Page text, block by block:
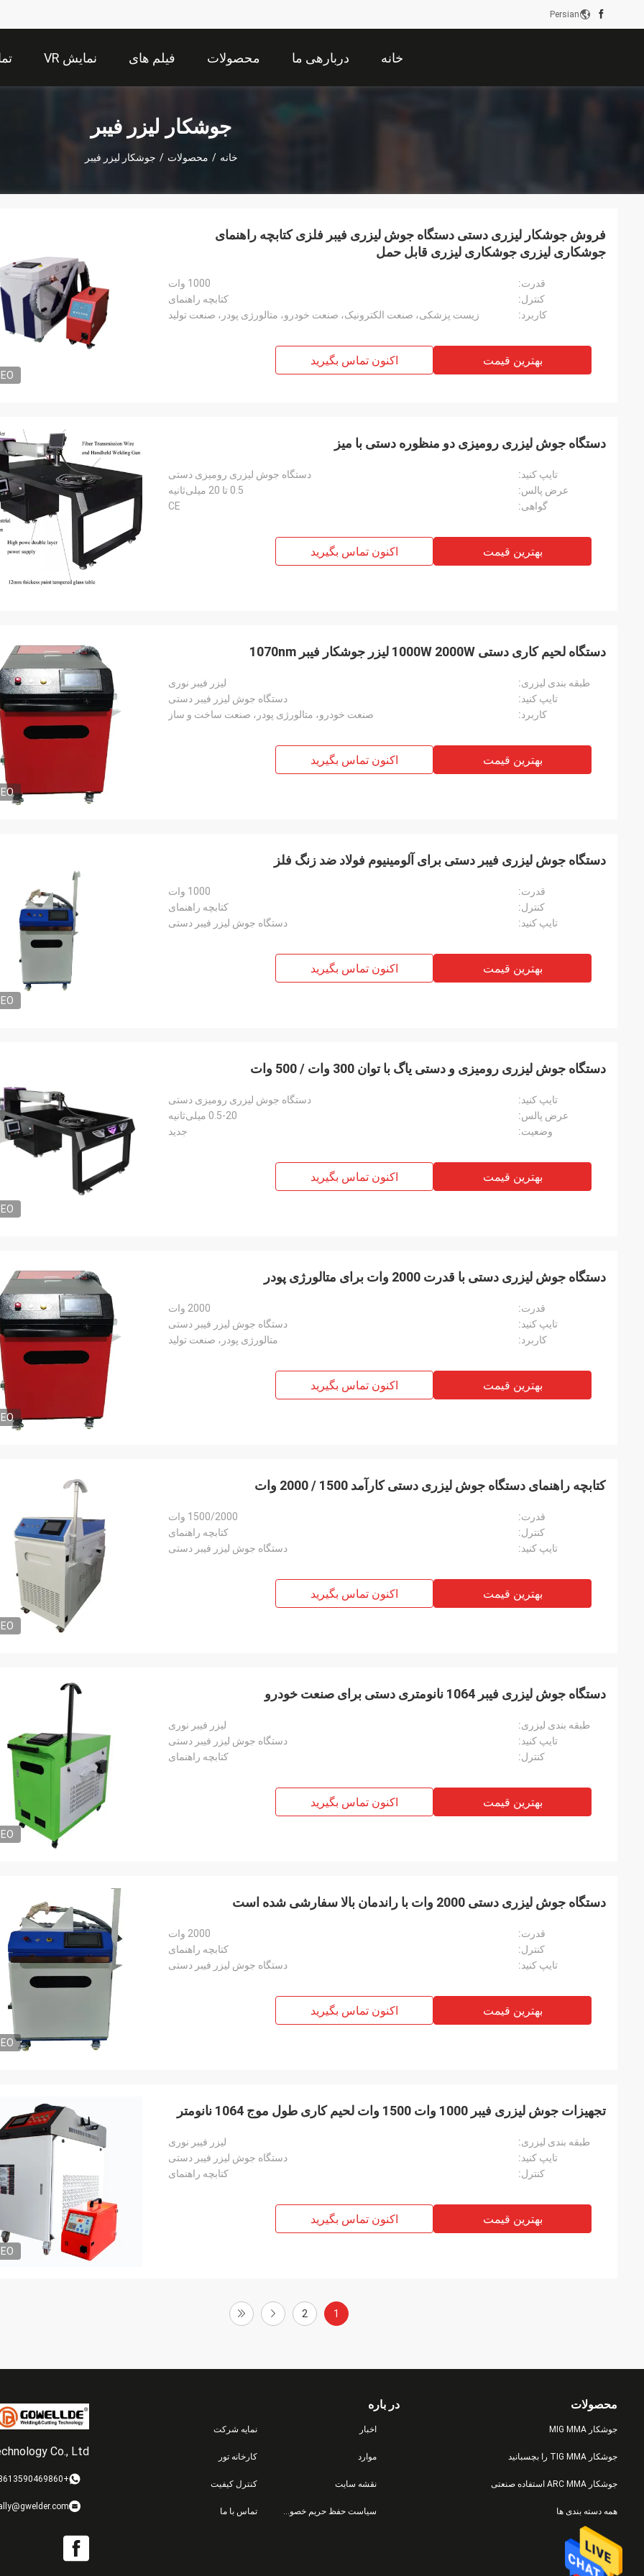
Persian
خانه دربارهی ما محصولات فیلم های نمایش VR
جوشکار لیزر فیبر
خانه / محصولات / جوشکار لیزر فیبر
فروش جوشکار لیزری دستی دستگاه جوش لیزری فیبر فلزی کتابچه راهنمای
جوشکاری لیزری جوشکاری لیزری قابل حمل
قدرت:
1000 وات
کنترل:
کتابچه راهنمای
کاربرد:
زیست پزشکی، صنعت الکترونیک، صنعت خودرو، متالورژی پودر، صنعت تولید
بهترین قیمت اکنون تماس بگیرید
دستگاه جوش لیزری رومیزی دو منظوره دستی با میز
تایپ کنید:
دستگاه جوش لیزری رومیزی دستی
عرض پالس:
0.5 تا 20 میلی‌ثانیه
گواهی:
CE
بهترین قیمت اکنون تماس بگیرید
دستگاه لحیم کاری دستی 1000W 2000W لیزر جوشکار فیبر 1070nm
طبقه بندی لیزری:
لیزر فیبر نوری
تایپ کنید:
دستگاه جوش لیزر فیبر دستی
کاربرد:
صنعت خودرو، متالورژی پودر، صنعت ساخت و ساز
بهترین قیمت اکنون تماس بگیرید
دستگاه جوش لیزری فیبر دستی برای آلومینیوم فولاد ضد زنگ فلز
قدرت:
1000 وات
کنترل:
کتابچه راهنمای
تایپ کنید:
دستگاه جوش لیزر فیبر دستی
بهترین قیمت اکنون تماس بگیرید
دستگاه جوش لیزری رومیزی و دستی یاگ با توان 300 وات / 500 وات
تایپ کنید:
دستگاه جوش لیزری رومیزی دستی
عرض پالس:
0.5-20 میلی‌ثانیه
وضعیت:
جدید
بهترین قیمت اکنون تماس بگیرید
دستگاه جوش لیزری دستی با قدرت 2000 وات برای متالورژی پودر
قدرت:
2000 وات
تایپ کنید:
دستگاه جوش لیزر فیبر دستی
کاربرد:
متالورژی پودر، صنعت تولید
بهترین قیمت اکنون تماس بگیرید
کتابچه راهنمای دستگاه جوش لیزری دستی کارآمد 1500 / 2000 وات
قدرت:
1500/2000 وات
کنترل:
کتابچه راهنمای
تایپ کنید:
دستگاه جوش لیزر فیبر دستی
بهترین قیمت اکنون تماس بگیرید
دستگاه جوش لیزری فیبر 1064 نانومتری دستی برای صنعت خودرو
طبقه بندی لیزری:
لیزر فیبر نوری
تایپ کنید:
دستگاه جوش لیزر فیبر دستی
کنترل:
کتابچه راهنمای
بهترین قیمت اکنون تماس بگیرید
دستگاه جوش لیزری دستی 2000 وات با راندمان بالا سفارشی شده است
قدرت:
2000 وات
کنترل:
کتابچه راهنمای
تایپ کنید:
دستگاه جوش لیزر فیبر دستی
بهترین قیمت اکنون تماس بگیرید
تجهیزات جوش لیزری فیبر 1000 وات 1500 وات لحیم کاری طول موج 1064 نانومتر
طبقه بندی لیزری:
لیزر فیبر نوری
تایپ کنید:
دستگاه جوش لیزر فیبر دستی
کنترل:
کتابچه راهنمای
بهترین قیمت اکنون تماس بگیرید
1
2
Co., Ltd.
+8613590469860
در باره
نمایه شرکت
کارخانه تور
کنترل کیفیت
تماس با ما
اخبار
موارد
نقشه سایت
سیاست حفظ حریم خصوصی
محصولات
جوشکار MIG MMA
جوشکار TIG MMA را بچسبانید
جوشکار ARC MMA استفاده صنعتی
همه دسته بندی ها